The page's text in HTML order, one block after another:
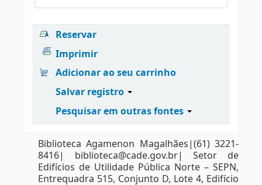
Reservar
Imprimir
Adicionar ao seu carrinho
Salvar registro
Pesquisar em outras fontes
Biblioteca Agamenon Magalhães|(61) 3221-
8416| biblioteca@cade.gov.br| Setor de
Edifícios de Utilidade Pública Norte – SEPN,
Entrequadra 515, Conjunto D, Lote 4, Edifício